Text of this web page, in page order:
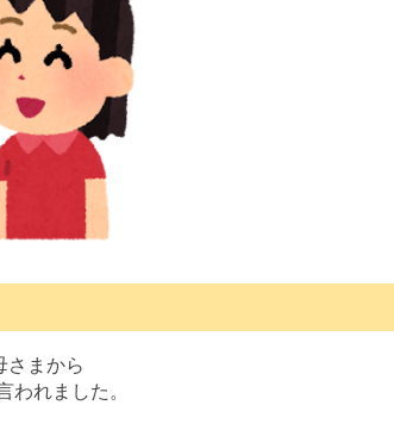
さまから
われました。